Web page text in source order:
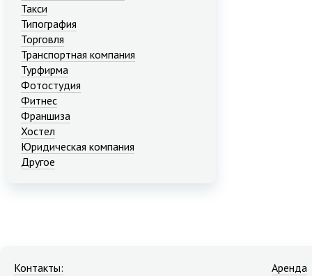
Такси
Типография
Торговля
Транспортная компания
Турфирма
Фотостудия
Фитнес
Франшиза
Хостел
Юридическая компания
Другое
Контакты:
Аренда